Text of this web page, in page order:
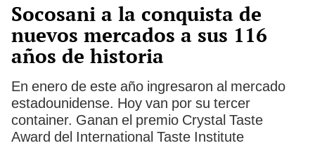
Socosani a la conquista de
nuevos mercados a sus 116
años de historia
En enero de este año ingresaron al mercado
estadounidense. Hoy van por su tercer
container. Ganan el premio Crystal Taste
Award del International Taste Institute